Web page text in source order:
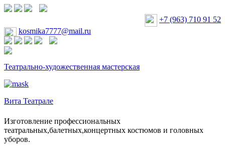
+7 (963) 710 91 52
kosmika7777@mail.ru
Театрально-художественная мастерская
Вита Театрале
Изготовление профессиональных
театральных,балетных,концертных костюмов и головных
уборов.